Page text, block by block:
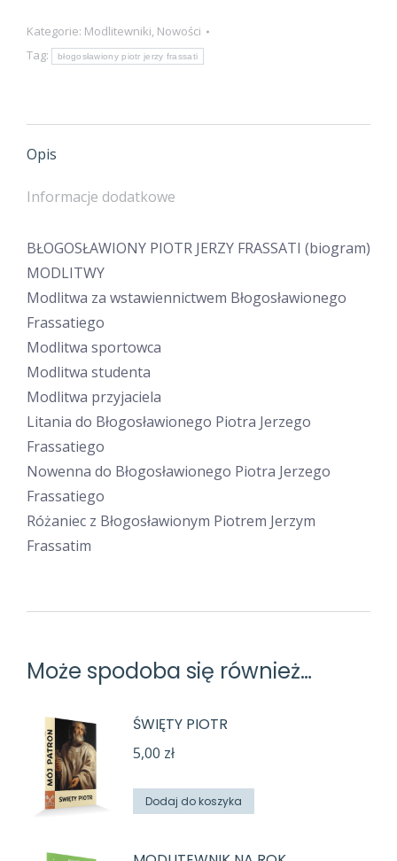
bł.
Piotra
Kategorie: Modlitewniki, Nowości
Tag:
błogosławiony piotr jerzy frassati
Opis
Informacje dodatkowe
BŁOGOSŁAWIONY PIOTR JERZY FRASSATI (biogram)
MODLITWY
Modlitwa za wstawiennictwem Błogosławionego
Frassatiego
Modlitwa sportowca
Modlitwa studenta
Modlitwa przyjaciela
Litania do Błogosławionego Piotra Jerzego
Frassatiego
Nowenna do Błogosławionego Piotra Jerzego
Frassatiego
Różaniec z Błogosławionym Piotrem Jerzym
Frassatim
Może spodoba się również…
ŚWIĘTY PIOTR
5,00 zł
Dodaj do koszyka